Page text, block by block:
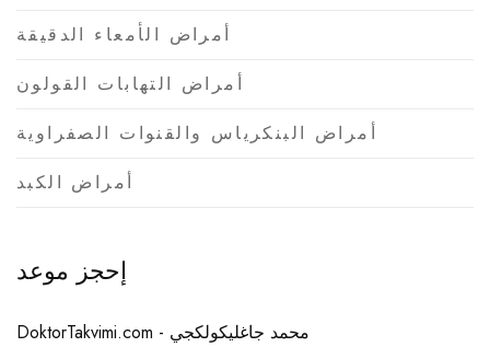
أمراض الأمعاء الدقيقة
أمراض التهابات القولون
أمراض البنكرياس والقنوات الصفراوية
أمراض الكبد
إحجز موعد
محمد جاغليكولكجي - DoktorTakvimi.com